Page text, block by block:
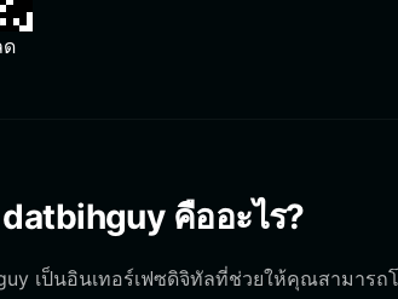
ด
datbihguy คืออะไร?
เป็นอินเทอร์เฟซดิจิทัลที่ช่วยให้คุณสามาร